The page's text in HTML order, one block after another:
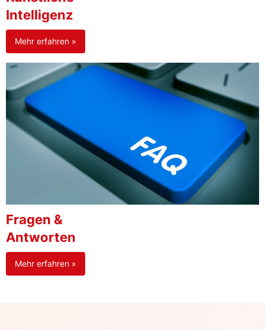
Intelligenz
Mehr erfahren »
Fragen &
Antworten
Mehr erfahren »